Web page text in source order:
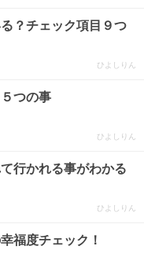
？チェック項目９つ
ひよしりん
つの事
ひよしりん
行かれる事がわかる
ひよしりん
福度チェック！